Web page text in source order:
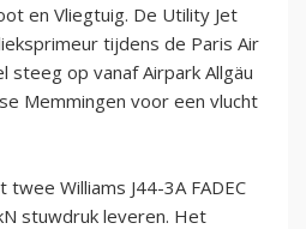
en Vliegtuig. De Utility Jet
tijdens de Paris Air
op vanaf Airpark Allgäu
Memmingen voor een vlucht
Williams J44-3A FADEC
stuwdruk leveren. Het